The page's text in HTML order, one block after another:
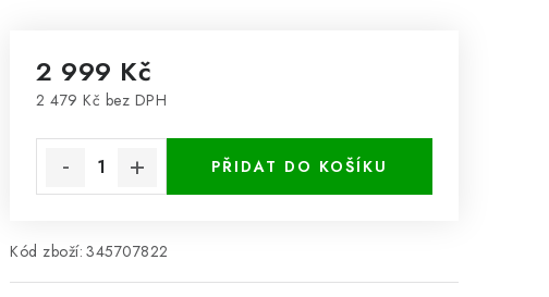
2 999 Kč
2 479 Kč bez DPH
PŘIDAT DO KOŠÍKU
Kód zboží: 345707822